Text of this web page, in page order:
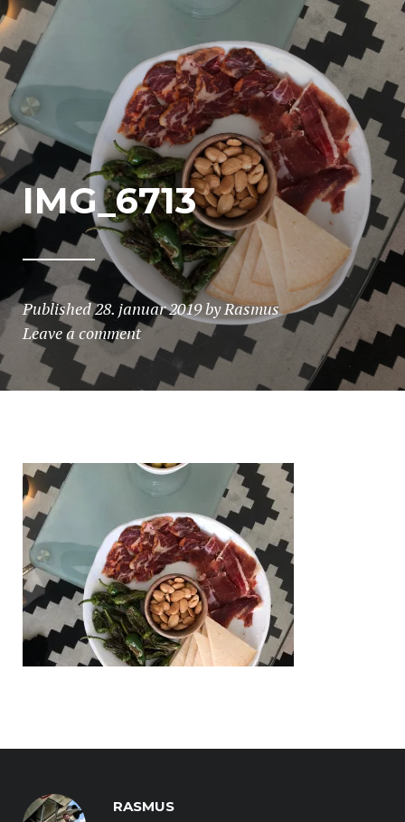
IMG_6713
Published28. januar 2019byRasmus
Leave a comment
RASMUS